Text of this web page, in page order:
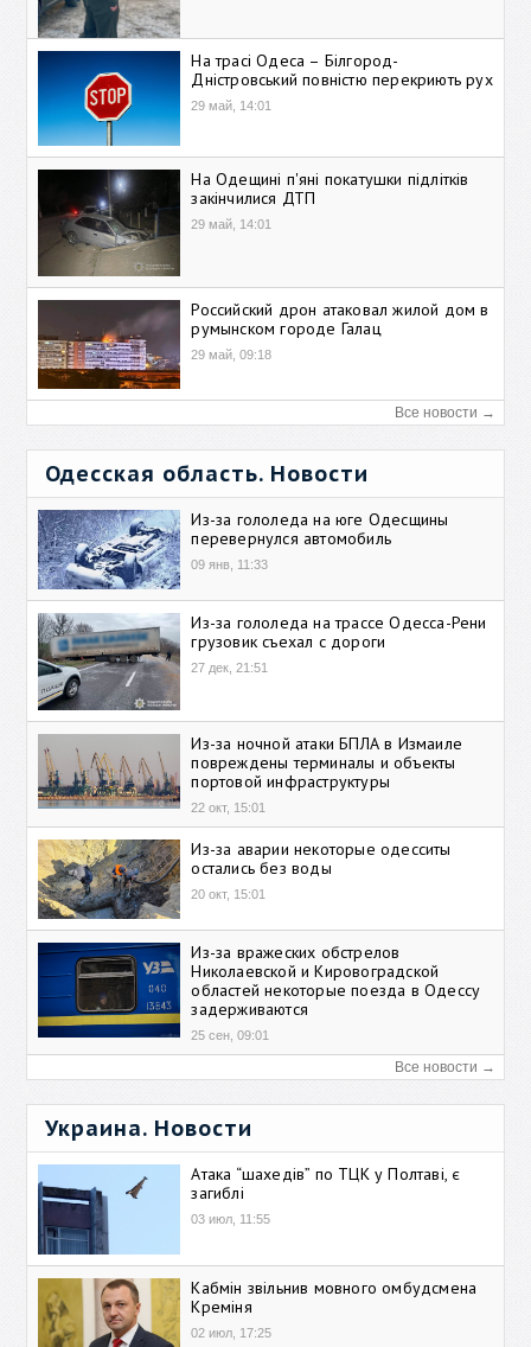
На трасі Одеса – Білгород-
Дністровський повністю перекриють рух
29 май, 14:01
На Одещині п'яні покатушки підлітків
закінчилися ДТП
29 май, 14:01
Российский дрон атаковал жилой дом в
румынском городе Галац
29 май, 09:18
Все новости →
Одесская область. Новости
Из-за гололеда на юге Одесщины
перевернулся автомобиль
09 янв, 11:33
Из-за гололеда на трассе Одесса-Рени
грузовик съехал с дороги
27 дек, 21:51
Из-за ночной атаки БПЛА в Измаиле
повреждены терминалы и объекты
портовой инфраструктуры
22 окт, 15:01
Из-за аварии некоторые одесситы
остались без воды
20 окт, 15:01
Из-за вражеских обстрелов
Николаевской и Кировоградской
областей некоторые поезда в Одессу
задерживаются
25 сен, 09:01
Все новости →
Украина. Новости
Атака “шахедів” по ТЦК у Полтаві, є
загиблі
03 июл, 11:55
Кабмін звільнив мовного омбудсмена
Креміня
02 июл, 17:25